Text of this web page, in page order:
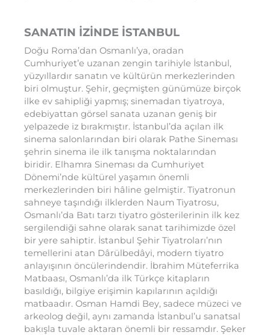
SANATIN İZİNDE İSTANBUL
Doğu Roma’dan Osmanlı’ya, oradan
Cumhuriyet’e uzanan zengin tarihiyle İstanbul,
yüzyıllardır sanatın ve kültürün merkezlerinden
biri olmuştur. Şehir, geçmişten günümüze birçok
ilke ev sahipliği yapmış; sinemadan tiyatroya,
edebiyattan görsel sanata uzanan geniş bir
yelpazede iz bırakmıştır. İstanbul’da açılan ilk
sinema salonlarından biri olarak Pathe Sineması
şehrin sinema ile ilk tanışma noktalarından
biridir. Elhamra Sineması da Cumhuriyet
Dönemi’nde kültürel yaşamın önemli
merkezlerinden biri hâline gelmiştir. Tiyatronun
sahneye taşındığı ilklerden Naum Tiyatrosu,
Osmanlı’da Batı tarzı tiyatro gösterilerinin ilk kez
sergilendiği sahne olarak sanat tarihimizde özel
bir yere sahiptir. İstanbul Şehir Tiyatroları’nın
temellerini atan Dârülbedâyi, modern tiyatro
anlayışının öncülerindendir. İbrahim Müteferrika
Matbaası, Osmanlı’da ilk Türkçe kitapların
basıldığı, bilgiye erişimin kapılarının açıldığı
matbaadır. Osman Hamdi Bey, sadece müzeci ve
arkeolog değil, aynı zamanda İstanbul’u sanatsal
bakışla tuvale aktaran önemli bir ressamdır. Şeker